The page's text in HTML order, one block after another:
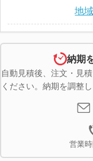
地
納期
自動見積後、注文・見
ください。納期を調整
営業